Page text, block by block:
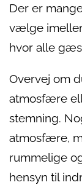
Der er
vælge
hvor alle
Overvej om
atmosfære
stemning.
atmosfære,
rummelige
hensyn til